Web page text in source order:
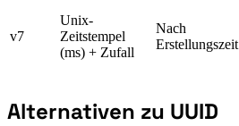
v7
Unix-
Zeitstempel
(ms) + Zufall
Nach
Erstellungszeit
Alternativen zu UUID